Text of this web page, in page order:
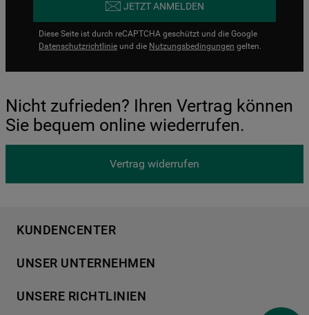
JETZT ANMELDEN
Diese Seite ist durch reCAPTCHA geschützt und die Google
Datenschutzrichtlinie und die Nutzungsbedingungen gelten.
Nicht zufrieden? Ihren Vertrag können
Sie bequem online wiederrufen.
Vertrag widerrufen
KUNDENCENTER
Händlersuche
Häufige Fragen
UNSER UNTERNEHMEN
Für Händler
UNSERE RICHTLINIEN